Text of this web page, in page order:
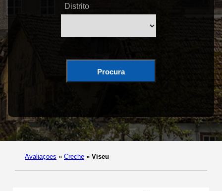
Distrito
Procura
Avaliaçoes » Creche » Viseu